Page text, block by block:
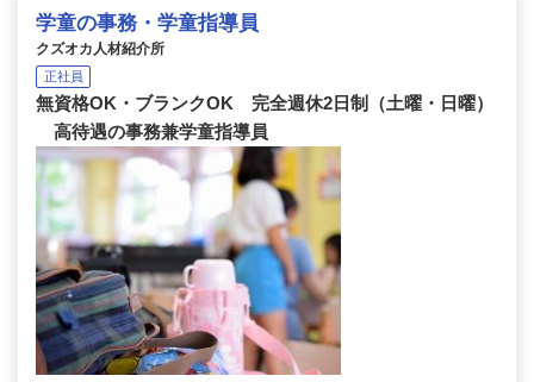
学童の事務・学童指導員
クズオカ人材紹介所
正社員
無資格OK・ブランクOK 完全週休2日制（土曜・日曜）
高待遇の事務兼学童指導員